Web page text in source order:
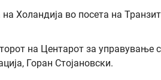
на Центарот за управување
Горан Стојановски.